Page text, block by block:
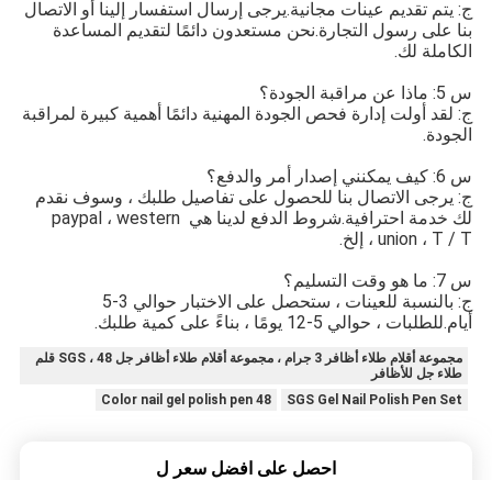
الكاملة لك.
س 5: ماذا عن مراقبة الجودة؟
الجودة.
س 6: كيف يمكنني إصدار أمر والدفع؟
لك خدمة احترافية.شروط الدفع لدينا هي paypal ، western
union ، T / T ، إلخ.
س 7: ما هو وقت التسليم؟
أيام.للطلبات ، حوالي 5-12 يومًا ، بناءً على كمية طلبك.
مجموعة أقلام طلاء أظافر 3 جرام ، مجموعة أقلام طلاء أظافر جل SGS ، 48 قلم
طلاء جل للأظافر
SGS Gel Nail Polish Pen Set
48 Color nail gel polish pen
احصل على افضل سعر ل